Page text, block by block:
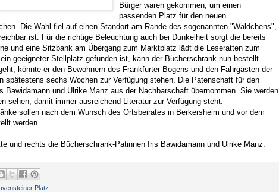
Bürger waren gekommen, um einen
passenden Platz für den neuen
Die Wahl fiel auf einen Standort am Rande des sogenannten "Wäldchens",
ist. Für die richtige Beleuchtung auch bei Dunkelheit sorgt die bereits
und eine Sitzbank am Übergang zum Marktplatz lädt die Leseratten zum
geeigneter Stellplatz gefunden ist, kann der Bücherschrank nun bestellt
könnte er den Bewohnern des Frankfurter Bogens und den Fahrgästen der
spätestens sechs Wochen zur Verfügung stehen. Die Patenschaft für den
Bawidamann und Ulrike Manz aus der Nachbarschaft übernommen. Sie werden
sehen, damit immer ausreichend Literatur zur Verfügung steht.
sollen nach dem Wunsch des Ortsbeirates in Berkersheim und vor dem
werden.
und rechts die Bücherschrank-Patinnen Iris Bawidamann und Ulrike Manz.
Platz